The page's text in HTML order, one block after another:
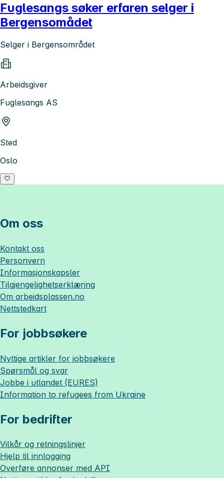
Fuglesangs søker erfaren selger i
Bergensomådet
Selger i Bergensområdet
Arbeidsgiver
Fuglesangs AS
Sted
Oslo
Om oss
Kontakt oss
Personvern
Informasjonskapsler
Tilgjengelighetserklæring
Om arbeidsplassen.no
Nettstedkart
For jobbsøkere
Nyttige artikler for jobbsøkere
Spørsmål og svar
Jobbe i utlandet (EURES)
Information to refugees from Ukraine
For bedrifter
Vilkår og retningslinjer
Hjelp til innlogging
Overføre annonser med API